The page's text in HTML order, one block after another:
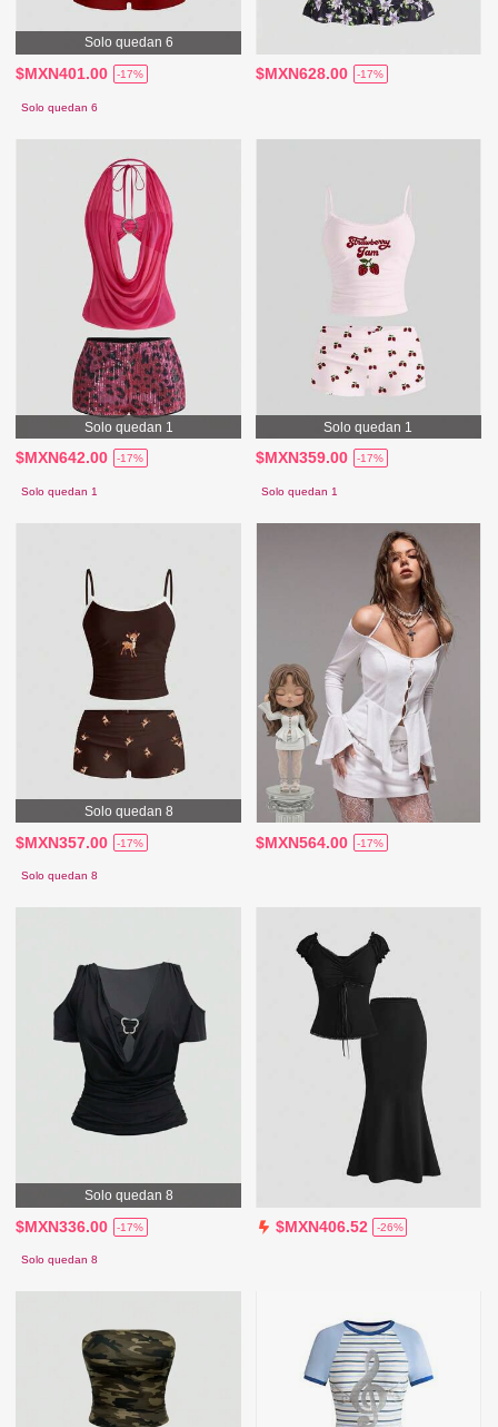
Solo quedan 6
$MXN401.00 -17%
Solo quedan 6
$MXN628.00 -17%
Solo quedan 1
$MXN642.00 -17%
Solo quedan 1
Solo quedan 1
$MXN359.00 -17%
Solo quedan 1
Solo quedan 8
$MXN357.00 -17%
Solo quedan 8
$MXN564.00 -17%
Solo quedan 8
$MXN336.00 -17%
Solo quedan 8
$MXN406.52 -26%